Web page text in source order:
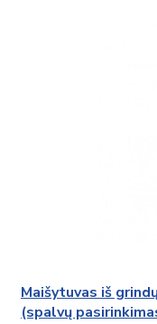
Maišytuvas iš
(spalvų